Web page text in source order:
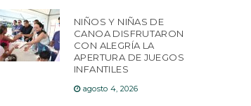
NIÑOS Y NIÑAS DE
CANOA DISFRUTARON
CON ALEGRÍA LA
APERTURA DE JUEGOS
INFANTILES
agosto 4, 2026